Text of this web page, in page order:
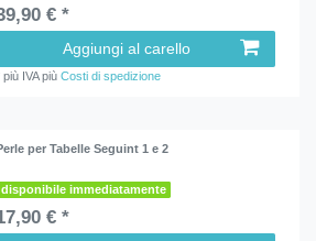
€ *
Aggiungi al carello
più IVApiùCosti di spedizione
per Tabelle Seguint 1 e 2
disponibile immediatamente
€ *